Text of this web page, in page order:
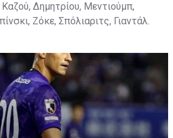
Δημητρίου, Μεντιούμπ,
Ζόκε, Σπόλιαριτς, Γιαντάλ.